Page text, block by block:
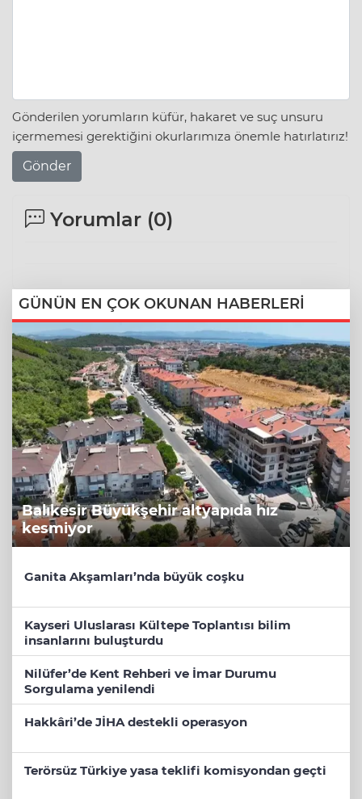
Gönderilen yorumların küfür, hakaret ve suç unsuru
içermemesi gerektiğini okurlarımıza önemle hatırlatırız!
Gönder
Yorumlar (0)
GÜNÜN EN ÇOK OKUNAN HABERLERİ
Balıkesir Büyükşehir altyapıda hız
kesmiyor
Ganita Akşamları’nda büyük coşku
Kayseri Uluslarası Kültepe Toplantısı bilim
insanlarını buluşturdu
Nilüfer’de Kent Rehberi ve İmar Durumu
Sorgulama yenilendi
Hakkâri’de JİHA destekli operasyon
Terörsüz Türkiye yasa teklifi komisyondan geçti